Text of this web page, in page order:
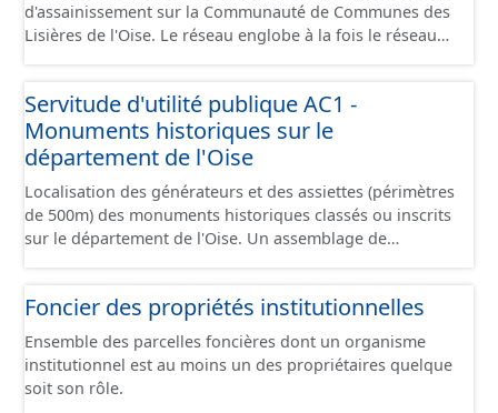
d'assainissement sur la Communauté de Communes des
Lisières de l'Oise. Le réseau englobe à la fois le réseau
fonctionnels (regard, station, poste de refoulement,
vanne, décharge, dessableur, clapet ...).
Servitude d'utilité publique AC1 -
Monuments historiques sur le
département de l'Oise
Localisation des générateurs et des assiettes (périmètres
de 500m) des monuments historiques classés ou inscrits
sur le département de l'Oise. Un assemblage de
sont des limitations administratives au droit de
propriété, elles sont instituées, par un ou plusieurs
actes, au bénéfice de personnes publiques, de
concessionnaires de services ou de travaux publics, ou
de personnes privées exerçant une activité d'intérêt
Foncier des propriétés institutionnelles
Ensemble des parcelles foncières dont un organisme
institutionnel est au moins un des propriétaires quelque
soit son rôle.